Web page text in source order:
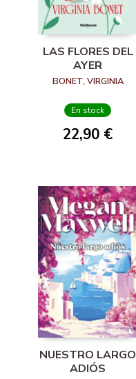
LAS FLORES DEL
AYER
BONET, VIRGINIA
En stock
22,90 €
NUESTRO LARGO
ADIÓS